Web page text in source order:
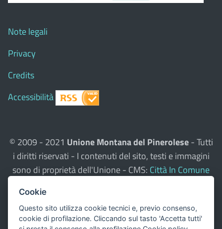
Note legali
Privacy
Credits
Accessibilità
© 2009 - 2021 Unione Montana del Pinerolese- Tutti
i diritti riservati - I contenuti del sito, testi e immagini
sono di proprietà dell'Unione - CMS: Città In Comune
DISLESSIA,
Leggibilità.
Cookie
Questo sito utilizza cookie tecnici e, previo consenso,
cookie di profilazione. Cliccando sul tasto 'Accetta tutti'